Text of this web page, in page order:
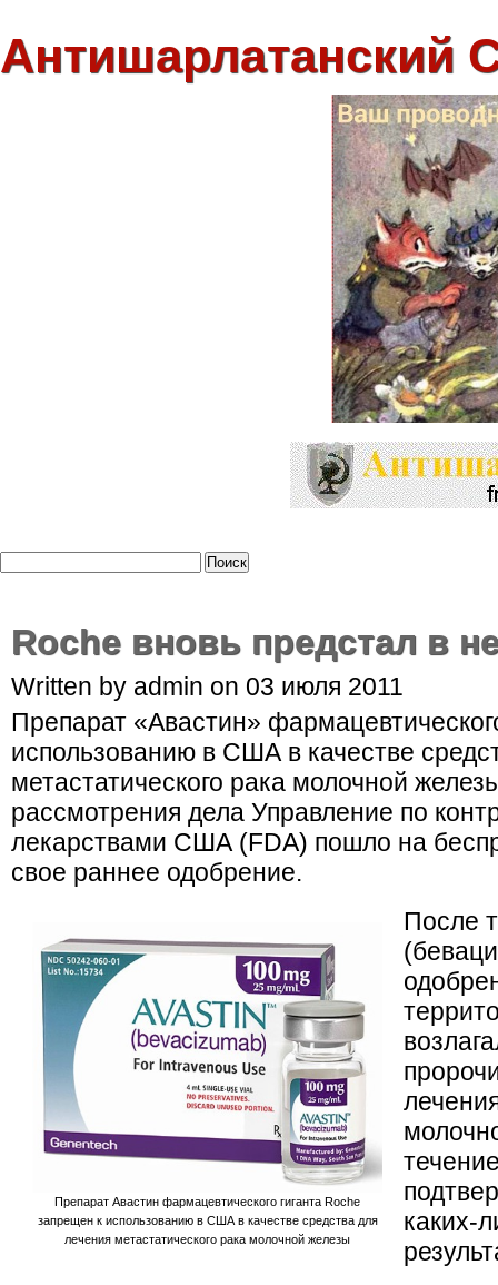
Антишарлатанский
Roche вновь предстал в
Written by admin on 03 июля 2011
Препарат «Авастин»
использованию в США в качестве
метастатического рака молочной
рассмотрения дела Управление по
лекарствами США (FDA) пошло на
свое раннее одобрение.
Препарат Авастин фармацевтического гиганта Roche
запрещен к использованию в США в качестве средства для
лечения метастатического рака молочной железы
После
каких-